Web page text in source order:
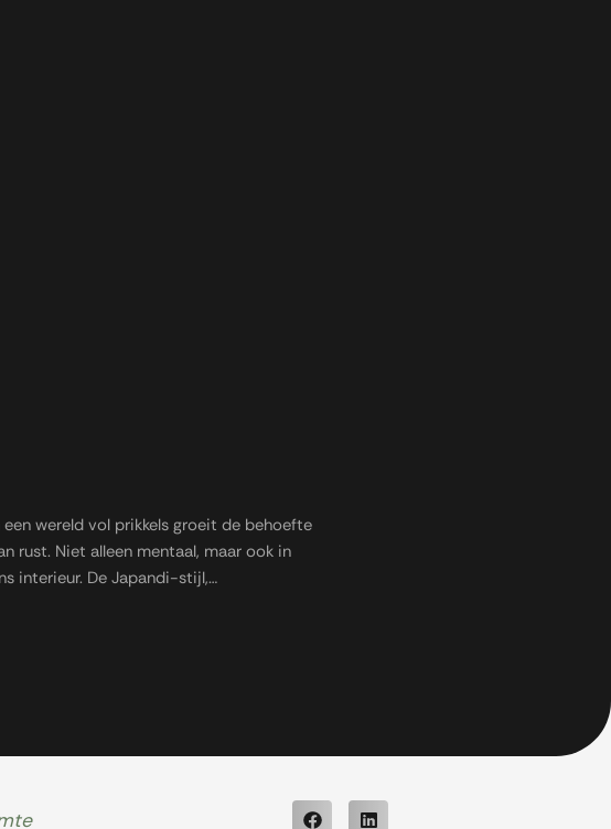
een wereld vol prikkels groeit de behoefte
rust. Niet alleen mentaal, maar ook in
interieur. De Japandi-stijl,…